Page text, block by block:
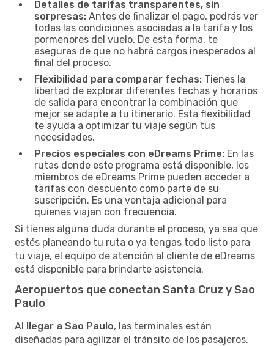
Detalles de tarifas transparentes, sin
sorpresas: Antes de finalizar el pago, podrás ver
todas las condiciones asociadas a la tarifa y los
pormenores del vuelo. De esta forma, te
aseguras de que no habrá cargos inesperados al
final del proceso.
Flexibilidad para comparar fechas: Tienes la
libertad de explorar diferentes fechas y horarios
de salida para encontrar la combinación que
mejor se adapte a tu itinerario. Esta flexibilidad
te ayuda a optimizar tu viaje según tus
necesidades.
Precios especiales con eDreams Prime: En las
rutas donde este programa está disponible, los
miembros de eDreams Prime pueden acceder a
tarifas con descuento como parte de su
suscripción. Es una ventaja adicional para
quienes viajan con frecuencia.
Si tienes alguna duda durante el proceso, ya sea que
estés planeando tu ruta o ya tengas todo listo para
tu viaje, el equipo de atención al cliente de eDreams
está disponible para brindarte asistencia.
Aeropuertos que conectan Santa Cruz y Sao
Paulo
Al llegar a Sao Paulo, las terminales están
diseñadas para agilizar el tránsito de los pasajeros.